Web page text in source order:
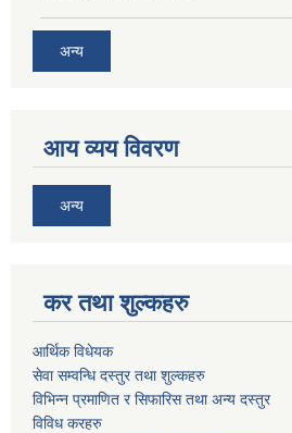
अन्य
आय व्यय विवरण
अन्य
कर तथा शुल्कहरु
आर्थिक विधेयक
सेवा सम्वन्धि दस्तुर तथा शुल्कहरु
विभिन्न प्रमाणित र सिफारिस तथा अन्य दस्तुर
विविध करहरु